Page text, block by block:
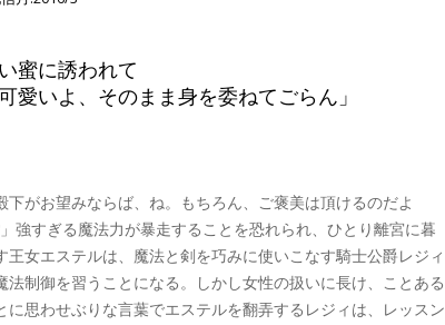
蜜に誘われて
可愛いよ、そのまま身を委ねてごらん」
下がお望みならば、ね。もちろん、ご褒美は頂けるのだよ
強すぎる魔法力が暴走することを恐れられ、ひとり離宮に暮
王女エステルは、魔法と剣を巧みに使いこなす騎士公爵レジィ
法制御を習うことになる。しかし女性の扱いに長け、ことある
に思わせぶりな言葉でエステルを翻弄するレジィは、レッスン